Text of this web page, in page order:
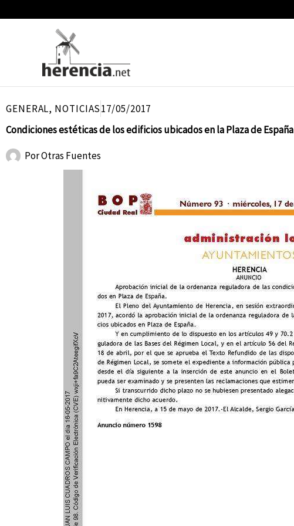
GENERAL, NOTICIAS17/05/2017
Condiciones estéticas de los edificios ubicados en la Plaza de España
PorOtras Fuentes